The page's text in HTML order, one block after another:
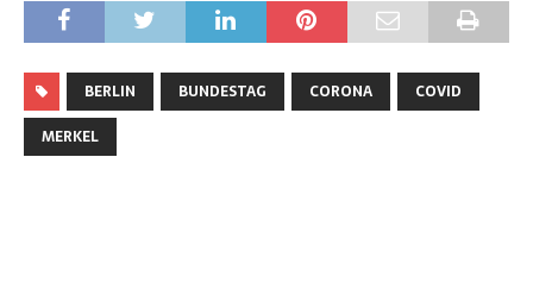
BERLIN BUNDESTAG CORONA
COVID
MERKEL